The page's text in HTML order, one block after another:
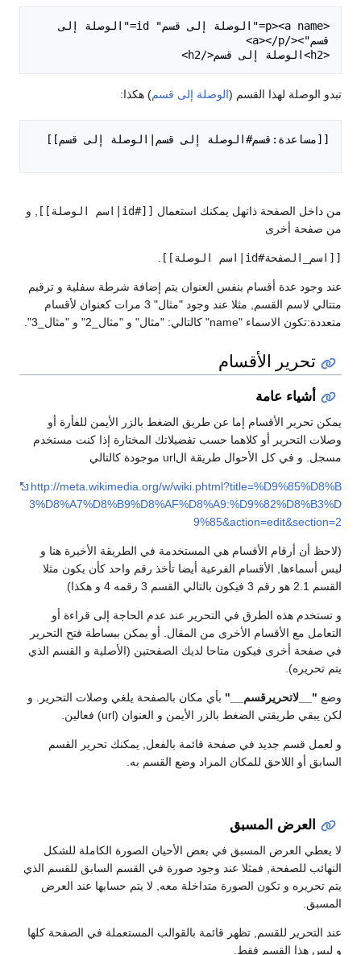
<p><a name="الوصلة إلى قسم" id="الوصلة إلى
<h2>الوصلة إلى قسم</h2>
تبدو الوصلة لهذا القسم (الوصلة إلى قسم) هكذا:
من داخل الصفحة ذاتهل يمكنك استعمال [[#id|اسم الوصلة]]
, و
من صفحة أخرى
[[اسم_الصفحة#id|اسم الوصلة]]
عند وجود عدة أقسام بنفس العنوان يتم إضافة شرطة سفلية و ترقيم
متتالي لاسم القسم, مثلا عند وجود "مثال" 3 مرات كعنوان لأقسام
متعددة:تكون الاسماء "name" كالتالي: "مثال" و "مثال_2" و "مثال_3".
تحرير الأقسام
أشياء عامة
يمكن تحرير الأقسام إما عن طريق الضغط بالزر الأيمن للفأرة أو
وصلات التحرير أو كلاهما حسب تفضيلاتك المختارة إذا كنت مستخدم
مسجل. و في كل الأحوال طريقة الurl موجودة كالتالي
http://meta.wikimedia.org/w/wiki.phtml?title=%D9%85%D8%B
3%D8%A7%D8%B9%D8%AF%D8%A9:%D9%82%D8%B3%D
9%85&action=edit&section=2
(لاحظ أن أرقام الأقسام هي المستخدمة في الطريقة الأخيرة هنا و
ليس أسماءها, الأقسام الفرعية أيضا تأخذ رقم واحد كأن يكون مثلا
القسم 2.1 هو رقم 3 فيكون بالتالي القسم 3 رقمه 4 و هكذا)
و تستخدم هذه الطرق في التحرير عند عدم الحاجة إلى قراءة أو
التعامل مع الأقسام الأخرى من المقال. أو يمكن ببساطة فتح التحرير
في صفحة أخرى فيكون متاحا لديك الصفحتين (الأصلية و القسم الذي
يتم تحريره).
وضع "__لاتحريرقسم__" بأي مكان بالصفحة يلغي وصلات التحرير. و
لكن يبقي طريقتي الضغط بالزر الأيمن و العنوان (url) فعالين.
و لعمل قسم جديد في صفحة قائمة بالفعل, يمكنك تحرير القسم
السابق أو اللاحق للمكان المراد وضع القسم به.
العرض المسبق
لا يعطي العرض المسبق في بعض الأحيان الصورة الكاملة للشكل
النهائب للصفحة, فمثلا عند وجود صورة في القسم السابق للقسم الذي
يتم تحريره و تكون الصورة متداخلة معه, لا يتم حسابها عند العرض
المسبق.
عند التحرير للقسم, تظهر قائمة بالقوالب المستعملة في الصفحة كلها
و ليس هذا القسم فقط.